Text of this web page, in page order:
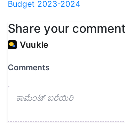
Budget 2023-2024
Share your